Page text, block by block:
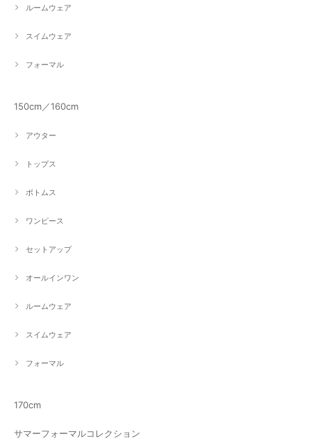
ルームウェア
スイムウェア
フォーマル
150cm／160cm
アウター
トップス
ボトムス
ワンピース
セットアップ
オールインワン
ルームウェア
スイムウェア
フォーマル
170cm
サマーフォーマルコレクション